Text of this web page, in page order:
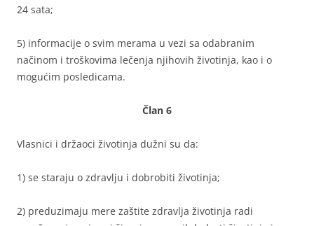
24 sata;
5) informacije o svim merama u vezi sa odabranim
načinom i troškovima lečenja njihovih životinja, kao i o
mogućim posledicama.
Član 6
Vlasnici i držaoci životinja dužni su da:
1) se staraju o zdravlju i dobrobiti životinja;
2) preduzimaju mere zaštite zdravlja životinja radi